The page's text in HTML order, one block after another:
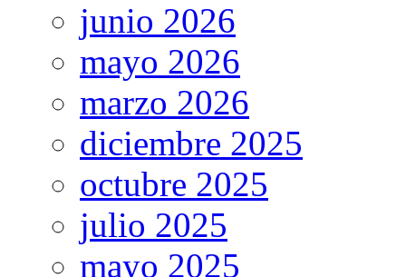
junio 2026
mayo 2026
marzo 2026
diciembre 2025
octubre 2025
julio 2025
mayo 2025